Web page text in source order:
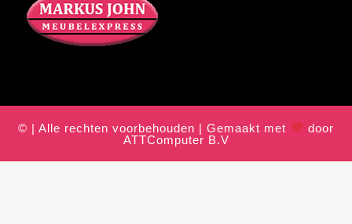
© | Alle rechten voorbehouden | Gemaakt met
door
ATTComputer B.V